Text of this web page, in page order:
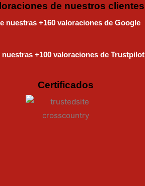
de nuestros clientes
nuestras +160 valoraciones de Google
nuestras +100 valoraciones de Trustpilot
Certificados